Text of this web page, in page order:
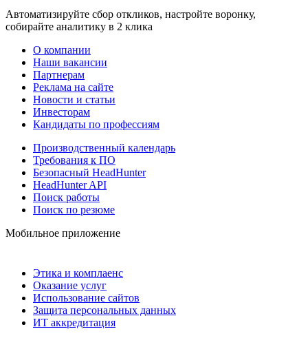
Автоматизируйте сбор откликов, настройте воронку,
собирайте аналитику в 2 клика
О компании
Наши вакансии
Партнерам
Реклама на сайте
Новости и статьи
Инвесторам
Кандидаты по профессиям
Производственный календарь
Требования к ПО
Безопасный HeadHunter
HeadHunter API
Поиск работы
Поиск по резюме
Мобильное приложение
Этика и комплаенс
Оказание услуг
Использование сайтов
Защита персональных данных
ИТ аккредитация